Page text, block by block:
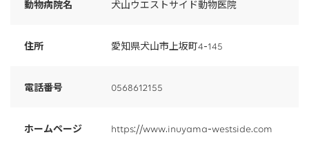
動物病院名 犬山ウエストサイド動物医院
住所 愛知県犬山市上坂町4-145
電話番号 0568612155
ホームページ https://www.inuyama-westside.com